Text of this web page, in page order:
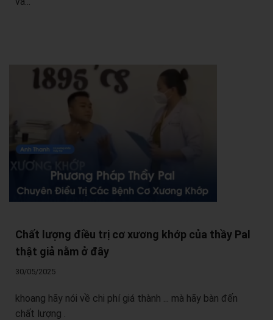
Chất lượng điều trị cơ xương khớp của thầy Pal
thật giả nằm ở đây
30/05/2025
khoang hãy nói về chi phí giá thành ... mà hãy bàn đến
chất lượng .